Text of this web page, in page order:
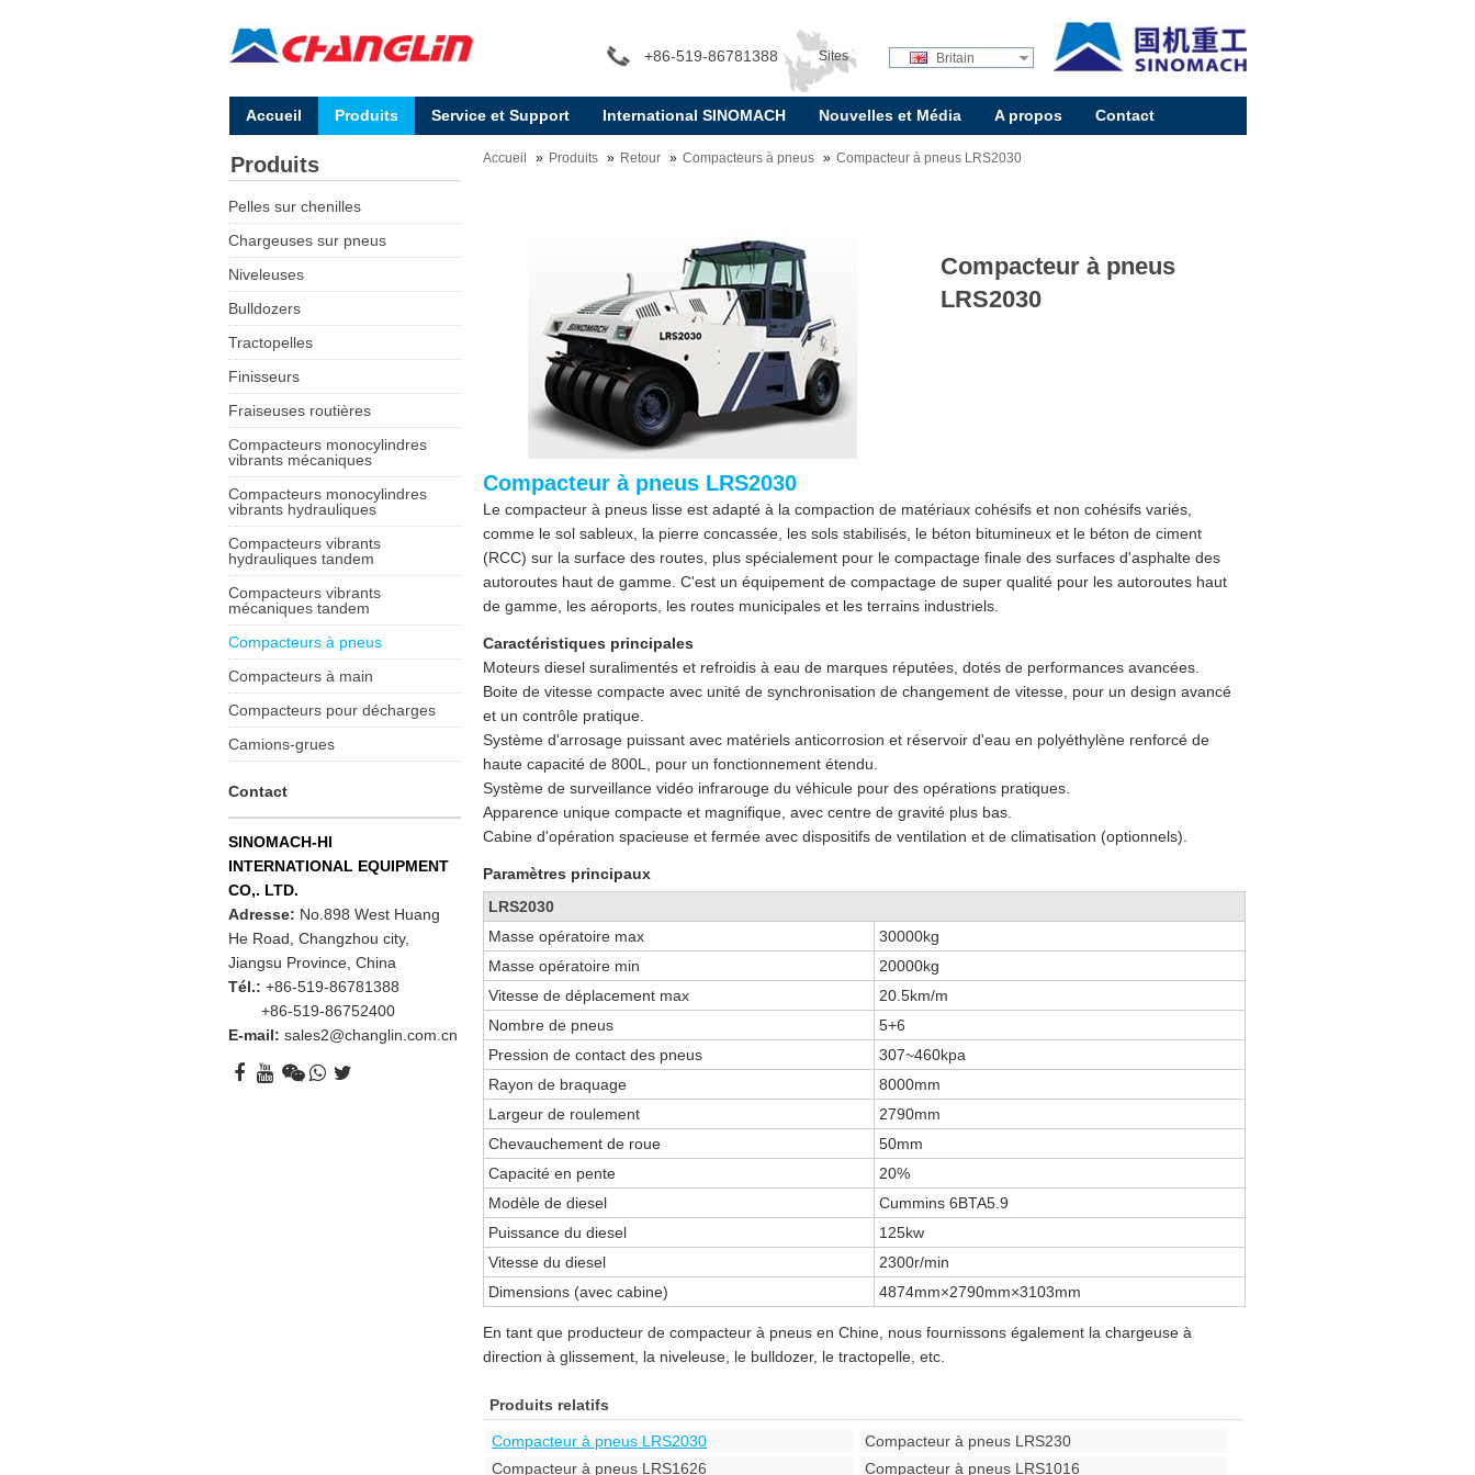
+86-519-86781388 Sites
internationaux:
Britain
Accueil Produits Service et Support International SINOMACH Nouvelles et Média A propos Contact
Accueil Produits Retour Compacteurs à pneus Compacteur à pneus LRS2030
Compacteur à pneus
LRS2030
Compacteur à pneus LRS2030
Le compacteur à pneus lisse est adapté à la compaction de matériaux cohésifs et non cohésifs variés,
comme le sol sableux, la pierre concassée, les sols stabilisés, le béton bitumineux et le béton de ciment
(RCC) sur la surface des routes, plus spécialement pour le compactage finale des surfaces d'asphalte des
autoroutes haut de gamme. C'est un équipement de compactage de super qualité pour les autoroutes haut
de gamme, les aéroports, les routes municipales et les terrains industriels.
Caractéristiques principales
Moteurs diesel suralimentés et refroidis à eau de marques réputées, dotés de performances avancées.
Boite de vitesse compacte avec unité de synchronisation de changement de vitesse, pour un design avancé
et un contrôle pratique.
Système d'arrosage puissant avec matériels anticorrosion et réservoir d'eau en polyéthylène renforcé de
haute capacité de 800L, pour un fonctionnement étendu.
Système de surveillance vidéo infrarouge du véhicule pour des opérations pratiques.
Apparence unique compacte et magnifique, avec centre de gravité plus bas.
Cabine d'opération spacieuse et fermée avec dispositifs de ventilation et de climatisation (optionnels).
Paramètres principaux
LRS2030
Masse opératoire max
30000kg
Masse opératoire min
20000kg
Vitesse de déplacement max
20.5km/m
Nombre de pneus
5+6
Pression de contact des pneus
307~460kpa
Rayon de braquage
8000mm
Largeur de roulement
2790mm
Chevauchement de roue
50mm
Capacité en pente
20%
Modèle de diesel
Cummins 6BTA5.9
Puissance du diesel
125kw
Vitesse du diesel
2300r/min
Dimensions (avec cabine)
4874mm×2790mm×3103mm
En tant que producteur de compacteur à pneus en Chine, nous fournissons également la chargeuse à
direction à glissement, la niveleuse, le bulldozer, le tractopelle, etc.
Produits relatifs
Compacteur à pneus LRS2030
Compacteur à pneus LRS230
Compacteur à pneus LRS1626
Compacteur à pneus LRS1016
Produits
Pelles sur chenilles
Chargeuses sur pneus
Niveleuses
Bulldozers
Tractopelles
Finisseurs
Fraiseuses routières
Compacteurs monocylindres
vibrants mécaniques
Compacteurs monocylindres
vibrants hydrauliques
Compacteurs vibrants
hydrauliques tandem
Compacteurs vibrants
mécaniques tandem
Compacteurs à pneus
Compacteurs à main
Compacteurs pour décharges
Camions-grues
Contact
SINOMACH-HI
INTERNATIONAL EQUIPMENT
CO,. LTD.
Adresse: No.898 West Huang
He Road, Changzhou city,
Jiangsu Province, China
Tél.: +86-519-86781388
+86-519-86752400
E-mail:sales2@changlin.com.cn